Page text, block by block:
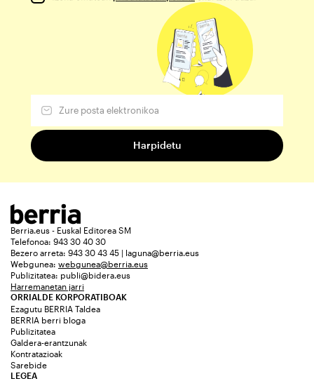
Berria.eus - Euskal Editorea SM
Telefonoa: 943 30 40 30
Bezero arreta: 943 30 43 45 | laguna@berria.eus
Webgunea: webgunea@berria.eus
Publizitatea: publi@bidera.eus
Harremanetan jarri
ORRIALDE KORPORATIBOAK
Ezagutu BERRIA Taldea
BERRIA berri bloga
Publizitatea
Galdera-erantzunak
Kontratazioak
Sarebide
LEGEA